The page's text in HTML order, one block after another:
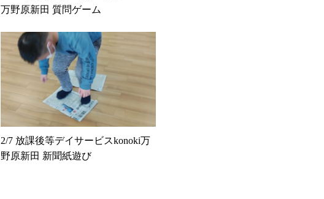
万野原新田 質問ゲーム
2/7 放課後等デイサービスkonoki万
野原新田 新聞紙遊び